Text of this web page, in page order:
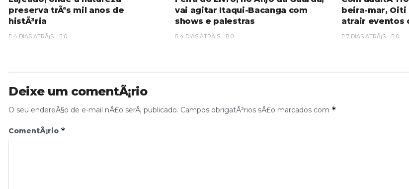
preserva trÃªs mil anos de
histÃ³ria
4 DIAS ATRÃ¡S 0
vai agitar Itaqui-Bacanga com
shows e palestras
4 DIAS ATRÃ¡S 0
beira-mar, Oiti
atrair eventos
7 DIAS ATRÃ¡S 0
Deixe um comentÃ¡rio
O seu endereÃ§o de e-mail nÃ£o serÃ¡ publicado. Campos obrigatÃ³rios sÃ£o marcados com *
ComentÃ¡rio *